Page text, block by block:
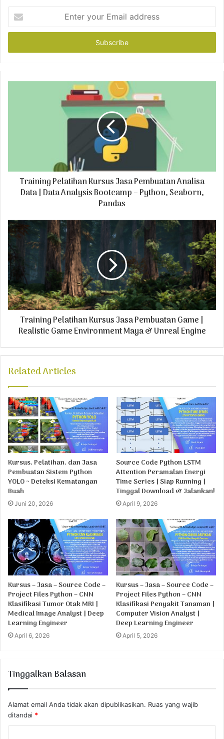
t
r
y
s
Training Pelatihan Kursus Jasa Pembuatan Analisa
Data | Data Analysis Bootcamp – Python, Seaborn,
Pandas
Training Pelatihan Kursus Jasa Pembuatan Game |
Realistic Game Environment Maya & Unreal Engine
Related Articles
Kursus, Pelatihan, dan Jasa
Pembuatan Sistem Python
YOLO ~ Deteksi Kematangan
Buah
Juni 20, 2026
Source Code Python LSTM
Attention Peramalan Energi
Time Series | Siap Running |
Tinggal Download & Jalankan!
April 9, 2026
Kursus – Jasa – Source Code –
Project Files Python – CNN
Klasifikasi Tumor Otak MRI |
Medical Image Analyst | Deep
Learning Engineer
April 6, 2026
Kursus – Jasa – Source Code –
Project Files Python – CNN
Klasifikasi Penyakit Tanaman |
Computer Vision Analyst |
Deep Learning Engineer
April 5, 2026
Tinggalkan Balasan
Alamat email Anda tidak akan dipublikasikan. Ruas yang wajib
ditandai *